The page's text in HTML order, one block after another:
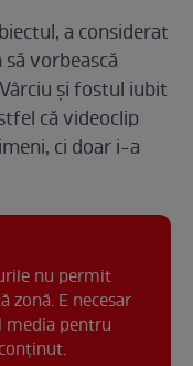
a considerat
vorbească
și fostul iubit
că videoclip
ci doar i-a
nu permit
zonă. E necesar
media pentru